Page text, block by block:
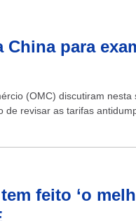
para
(OMC) discutiram
revisar as tarifas
feito ‘o